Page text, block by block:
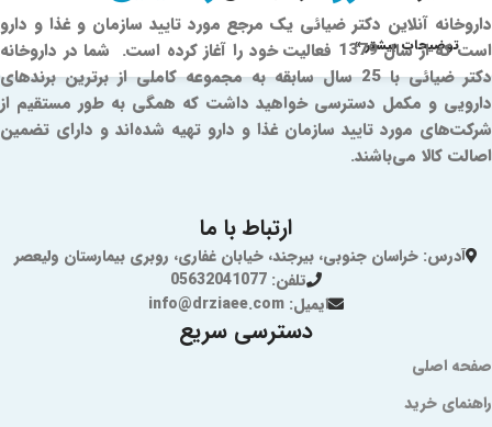
توضیحات بیشتر »
داروخانه آنلاین دکتر ضیائی یک مرجع مورد تایید سازمان و غذا و دارو
است که از سال 1379 فعالیت خود را آغاز کرده است. شما در داروخانه
دکتر ضیائی با 25 سال سابقه به مجموعه کاملی از برترین برندهای
دارویی و مکمل دسترسی خواهید داشت که همگی به طور مستقیم از
شرکت‌های مورد تایید سازمان غذا و دارو تهیه شده‌اند و دارای تضمین
اصالت کالا می‌باشند.
ارتباط با ما
آدرس: خراسان جنوبی، بیرجند، خیابان غفاری، روبری بیمارستان ولیعصر
تلفن: 05632041077
ایمیل: info@drziaee.com
دسترسی سریع
صفحه اصلی
راهنمای خرید